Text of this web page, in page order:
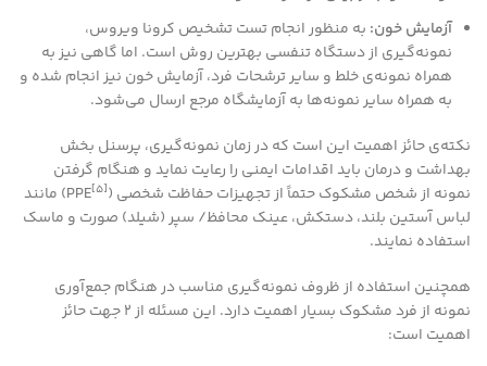
آزمایش خون: به منظور انجام تست تشخیص کرونا ویروس،
نمونه‌گیری از دستگاه تنفسی بهترین روش است. اما گاهی نیز به
همراه نمونه‌‌ی خلط و سایر ترشحات فرد، آزمایش خون نیز انجام شده و
به همراه سایر نمونه‌ها به آزمایشگاه مرجع ارسال می‌شود.
نکته‌ی حائز اهمیت این است که در زمان نمونه‌گیری، پرسنل بخش
بهداشت و درمان باید اقدامات ایمنی را رعایت نماید و هنگام گرفتن
نمونه از شخص مشکوک حتماً از تجهیزات حفاظت شخصی ([۵]
PPE) مانند
لباس آستین بلند، دستکش، عینک محافظ/ سپر (شیلد) صورت و ماسک
استفاده نمایند.
همچنین استفاده از ظروف نمونه‌گیری مناسب در هنگام جمع‌آوری
نمونه از فرد مشکوک بسیار اهمیت دارد. این مسئله از ۲ جهت حائز
اهمیت است: